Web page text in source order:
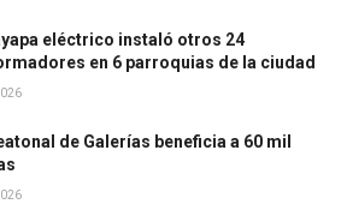
eléctrico instaló otros 24
en 6 parroquias de la ciudad
de Galerías beneficia a 60 mil